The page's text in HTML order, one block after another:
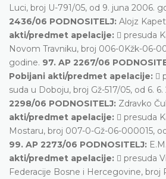
Luci, broj U-791/05, od 9. juna 2006.
2436/06 PODNOSITELJ: Alojz
akti/predmet apelacije:  presuda
Novom Travniku, broj 006-0Kžk-06-
godine. 97. AP 2267/06
Pobijani akti/predmet apelacije: 
suda u Doboju, broj Gž-517/05, od 6.
2298/06 PODNOSITELJ: Zdravko
akti/predmet apelacije:  presuda
Mostaru, broj 007-0-Gž-06-000015,
99. AP 2273/06 PODNOSITELJ:
akti/predmet apelacije:  presuda
Federacije Bosne i Hercegovine, broj